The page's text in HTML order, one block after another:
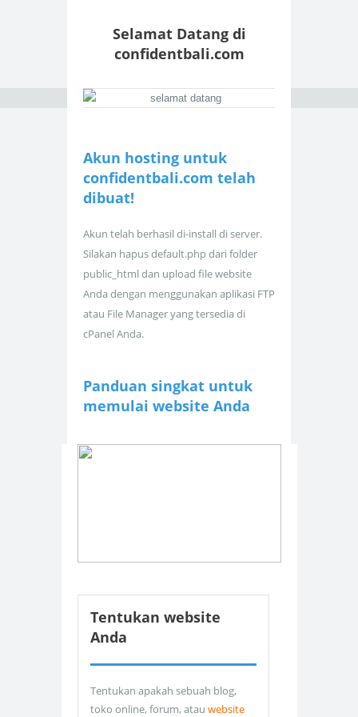
Selamat Datang di
confidentbali.com
Akun hosting untuk
confidentbali.com telah
dibuat!
Akun telah berhasil di-install di server.
Silakan hapus default.php dari folder
public_html dan upload file website
Anda dengan menggunakan aplikasi FTP
atau File Manager yang tersedia di
cPanel Anda.
Panduan singkat untuk
memulai website Anda
Tentukan website
Anda
Tentukan apakah sebuah blog,
toko online, forum, atau website